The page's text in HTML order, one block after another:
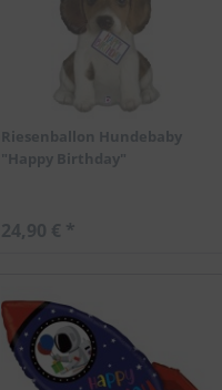
Riesenballon Hundebaby
"Happy Birthday"
24,90 € *